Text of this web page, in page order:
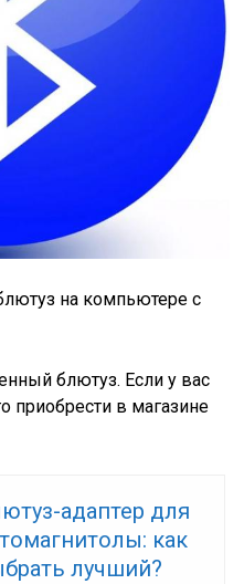
на компьютере с
блютуз. Если у вас
приобрести в магазине
адаптер для
как
лучший?